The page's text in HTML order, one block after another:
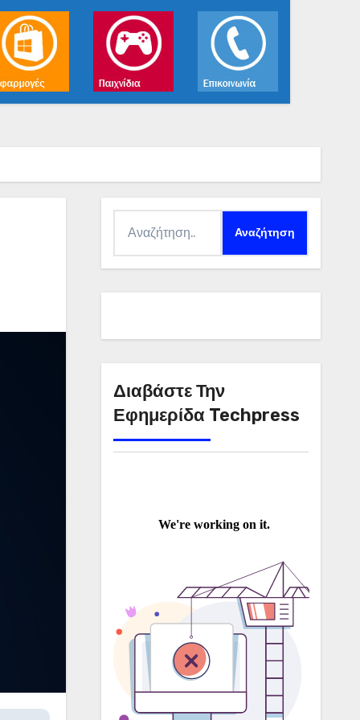
για:
Διαβάστε Την
Εφημερίδα Techpress